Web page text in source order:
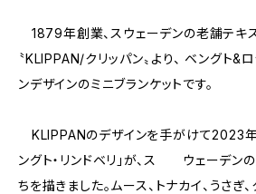
1879年創業、スウェーデンの老舗テキ
〝KLIPPAN/クリッパン〟より、 ベングト&
ンデザインのミニブランケットです。
KLIPPANのデザインを手がけて2023
ングト・リンドベリ」が、ス ウェーデン
ちを描きました。ムース、トナカイ、うさぎ、